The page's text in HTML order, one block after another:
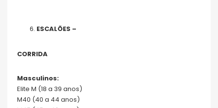
ESCALÕES –
CORRIDA
Masculinos:
Elite M (18 a 39 anos)
M40 (40 a 44 anos)